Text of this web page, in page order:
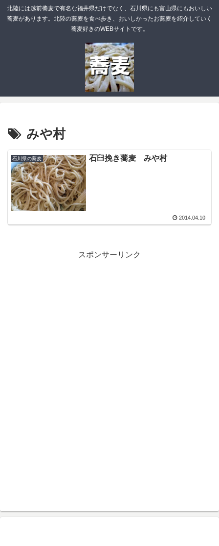
北陸には越前蕎麦で有名な福井県だけでなく、石川県にも富山県にもおいしい
蕎麦があります。北陸の蕎麦を食べ歩き、おいしかったお蕎麦を紹介していく
蕎麦好きのWEBサイトです。
みや村
石川県の蕎麦 石臼挽き蕎麦 みや村
2014.04.10
スポンサーリンク